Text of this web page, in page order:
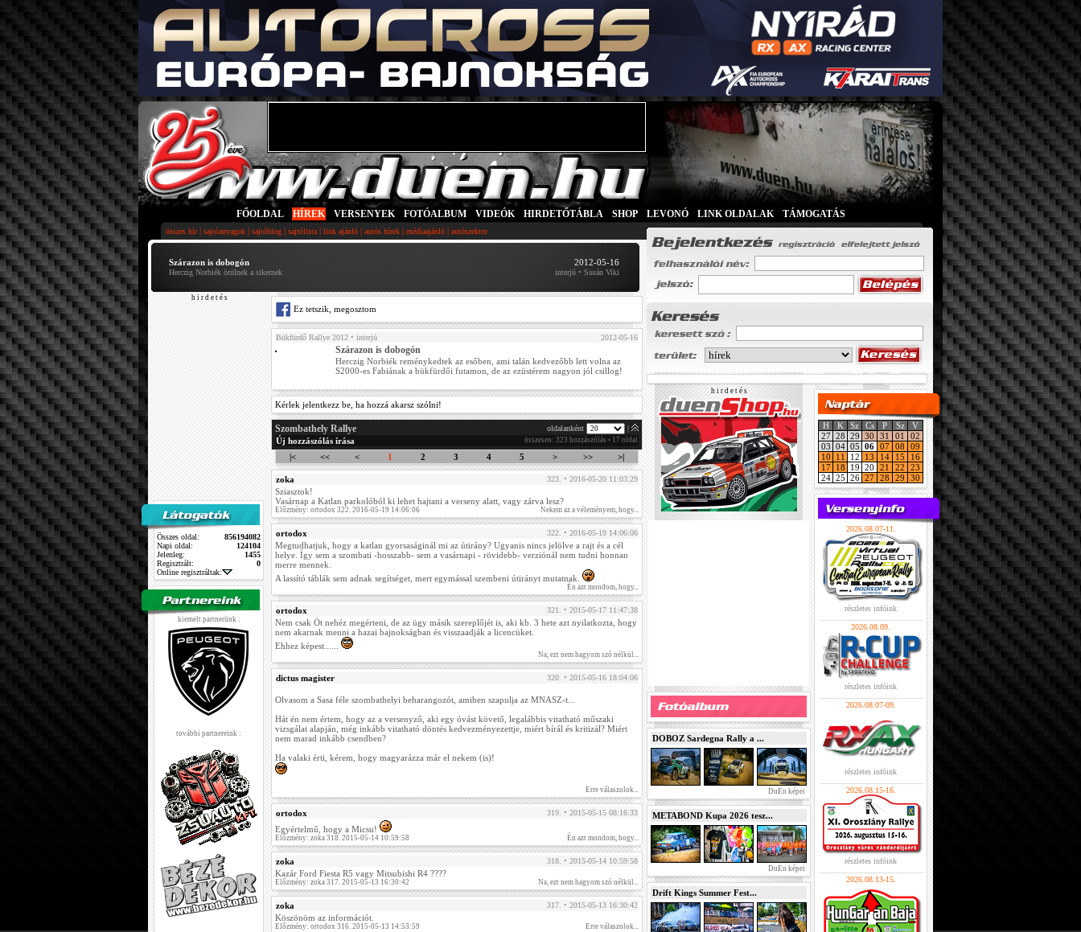
FŐOLDAL HÍREK VERSENYEK FOTÓALBUM VIDEÓK HIRDETŐTÁBLA SHOP LEVONÓ LINK OLDALAK TÁMOGATÁS
összes hír| sajtóanyagok | sajtóblog | sajtólista | link ajánló | autós hírek | médiaajánló | autószektor
Szárazon is dobogón
Herczig Norbiék örülnek a sikernek
2012-05-16
interjú • Susán Viki
h i r d e t é s
Összes oldal:
856194082
Napi oldal:
124104
Jelenleg:
1455
Regisztrált:
0
Online regisztráltak:
kiemelt partnerünk :
további partnereink :
Ez tetszik, megosztom
Bükfürdő Rallye 2012 • interjú 2012-05-16
Szárazon is dobogón
Herczig Norbiék reménykedtek az esőben, ami talán kedvezőbb lett volna az
S2000-es Fabiának a bükfürdői futamon, de az ezüstérem nagyon jól csillog!
Kérlek jelentkezz be, ha hozzá akarsz szólni!
Szombathely Rallye oldalanként
Új hozzászólás írása összesen: 323 hozzászólás • 17 oldal
|< << < 1 2 3 4 5 > >> >|
zoka 323. • 2016-05-20 11:03:29
Sziasztok!
Vasárnap a Katlan parkolóból ki lehet hajtani a verseny alatt, vagy zárva lesz?
Előzmény: ortodox 322. 2016-05-19 14:06:06 Nekem az a véleményem, hogy...
ortodox 322. • 2016-05-19 14:06:06
Megtudhatjuk, hogy a katlan gyorsaságinál mi az útirány? Ugyanis nincs jelölve a rajt és a cél
helye. Így sem a szombati -hosszabb- sem a vasárnapi - rövidebb- verziónál nem tudni honnan
merre mennek.
A lassító táblák sem adnak segítséget, mert egymással szembeni útirányt mutatnak.
Én azt mondom, hogy...
ortodox 321. • 2015-05-17 11:47:38
Nem csak Őt nehéz megérteni, de az ügy másik szereplőjét is, aki kb. 3 hete azt nyilatkozta, hogy
nem akarnak menni a hazai bajnokságban és visszaadják a licencüket.
Ehhez képest......
Na, ezt nem hagyom szó nélkül...
dictus magister 320. • 2015-05-16 18:04:06
Olvasom a Sasa féle szombathelyi beharangozót, amiben szapulja az MNASZ-t...
Hát én nem értem, hogy az a versenyző, aki egy óvást követő, legalábbis vitatható műszaki
vizsgálat alapján, még inkább vitatható döntés kedvezményezettje, miért bírál és kritizál? Miért
nem marad inkább csendben?
Ha valaki érti, kérem, hogy magyarázza már el nekem (is)!
Erre válaszolok...
ortodox 319. • 2015-05-15 08:16:33
Egyértelmű, hogy a Micsu!
Előzmény: zoka 318. 2015-05-14 10:59:58 Én azt mondom, hogy...
zoka 318. • 2015-05-14 10:59:58
Kazár Ford Fiesta R5 vagy Mitsubishi R4 ????
Előzmény: zoka 317. 2015-05-13 16:30:42 Na, ezt nem hagyom szó nélkül...
zoka 317. • 2015-05-13 16:30:42
Köszönöm az információt.
Előzmény: ortodox 316. 2015-05-13 14:53:59 Erre válaszolok...
h i r d e t é s
DOBOZ Sardegna Rally a ...
DuEn képei
METABOND Kupa 2026 tesz...
DuEn képei
Drift Kings Summer Fest...
H K Sz Cs P Sz
V
27 28 29 30 31 01
02
03 04 05 06 07 08
09
10
11 12 13 14 15
16
17
18 19 20 21 22
23
24 25 26 27 28 29 30
2026.08.07-11.
részletes infóink
2026.08.09.
részletes infóink
2026.08.07-09.
részletes infóink
2026.08.15-16.
részletes infóink
2026.08.13-15.